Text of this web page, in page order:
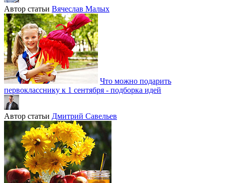
Автор статьи Вячеслав Малых
Что можно подарить
первокласснику к 1 сентября - подборка идей
Автор статьи Дмитрий Савельев